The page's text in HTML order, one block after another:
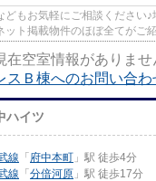
どもお気軽にご相談ください
ット掲載物件のほぼ全てがご
在空室情報がありませ
スＢ棟へのお問い合わ
ハイツ
線 「 府中本町 」駅 徒歩4分
線 「 分倍河原 」駅 徒歩17分